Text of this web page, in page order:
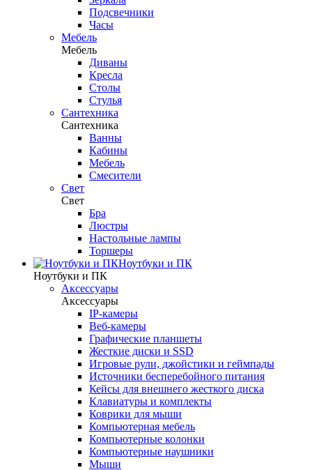
Подсвечники
Часы
Мебель
Мебель
Диваны
Кресла
Столы
Стулья
Сантехника
Сантехника
Ванны
Кабины
Мебель
Смесители
Свет
Свет
Бра
Люстры
Настольные лампы
Торшеры
Ноутбуки и ПК
Ноутбуки и ПК
Аксессуары
Аксессуары
IP-камеры
Веб-камеры
Графические планшеты
Жесткие диски и SSD
Игровые рули, джойстики и геймпады
Источники бесперебойного питания
Кейсы для внешнего жесткого диска
Клавиатуры и комплекты
Коврики для мыши
Компьютерная мебель
Компьютерные колонки
Компьютерные наушники
Мыши